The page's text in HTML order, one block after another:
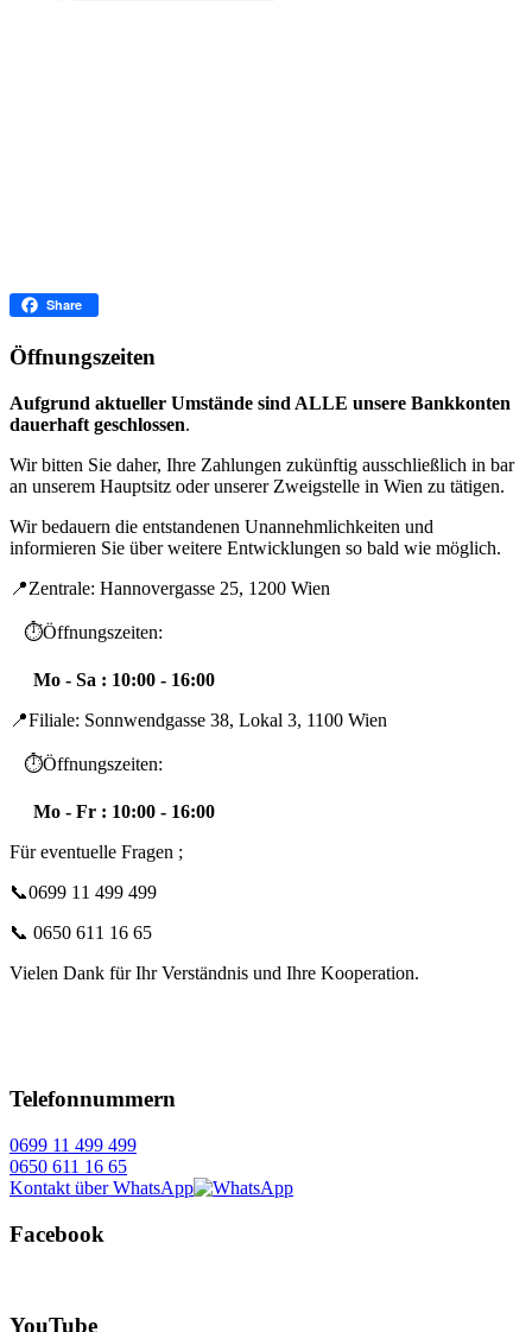
Facebook
Share
Öffnungszeiten
Aufgrund aktueller Umstände sind ALLE unsere Bankkonten
dauerhaft geschlossen.
Wir bitten Sie daher, Ihre Zahlungen zukünftig ausschließlich in bar
an unserem Hauptsitz oder unserer Zweigstelle in Wien zu tätigen.
Wir bedauern die entstandenen Unannehmlichkeiten und
informieren Sie über weitere Entwicklungen so bald wie möglich.
📍Zentrale: Hannovergasse 25, 1200 Wien
⏱️Öffnungszeiten:
Mo - Sa : 10:00 - 16:00
📍Filiale: Sonnwendgasse 38, Lokal 3, 1100 Wien
⏱️Öffnungszeiten:
Mo - Fr : 10:00 - 16:00
Für eventuelle Fragen ;
📞0699 11 499 499
📞 0650 611 16 65
Vielen Dank für Ihr Verständnis und Ihre Kooperation.
Telefonnummern
0699 11 499 499
0650 611 16 65
Kontakt über WhatsApp
Facebook
YouTube